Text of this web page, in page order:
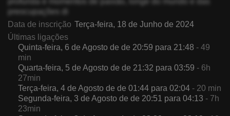
preocupações di
Data de inscrição Terça-feira, 18 de Junho de 2024
Últimas ligações
Quinta-feira, 6 de Agosto de de 20:59 para 21:48 - 49
min
Quarta-feira, 5 de Agosto de de 21:32 para 03:59 - 6h
27min
Terça-feira, 4 de Agosto de de 01:44 para 02:04 - 20 min
Segunda-feira, 3 de Agosto de de 20:51 para 04:13 - 7h
23min